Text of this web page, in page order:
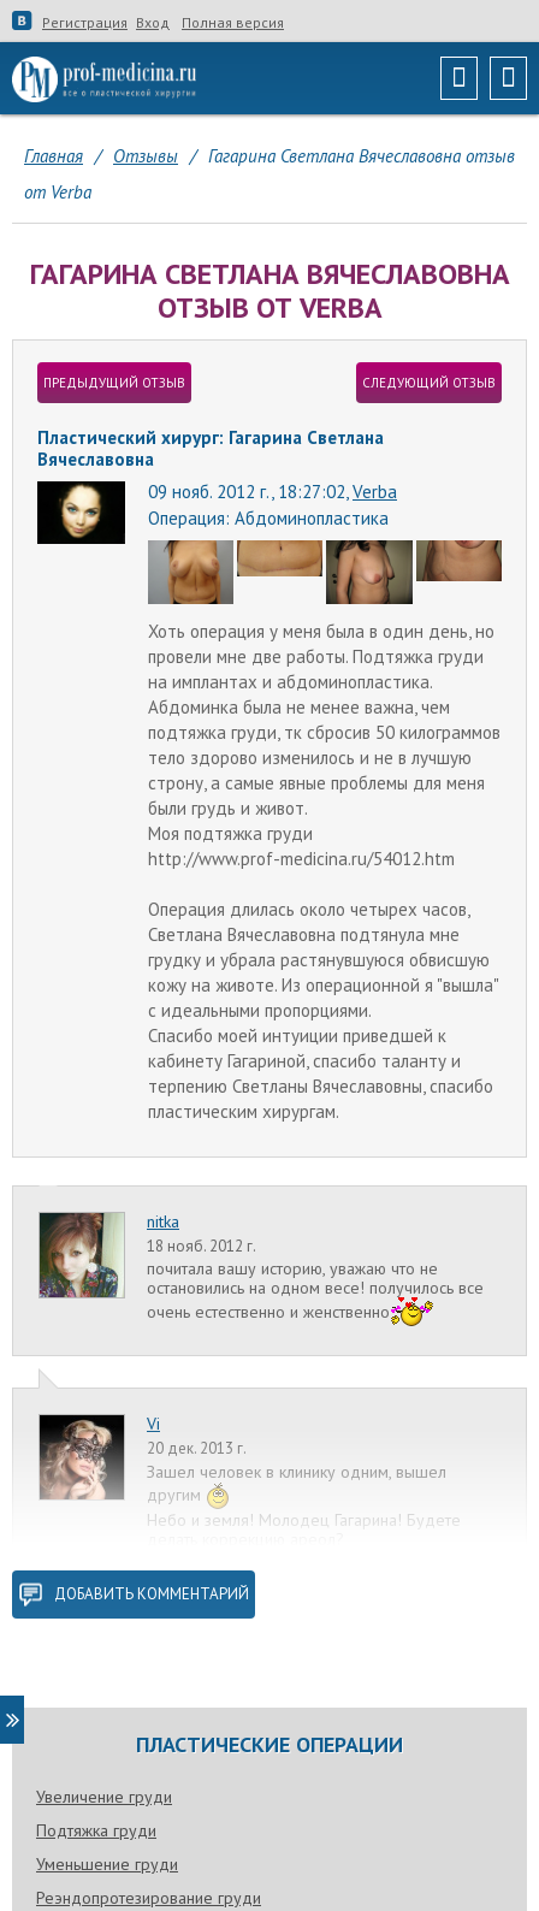
Регистрация Вход Полная версия
Главная / Отзывы / Гагарина Светлана Вячеславовна отзыв
от Verba
ГАГАРИНА СВЕТЛАНА ВЯЧЕСЛАВОВНА
ОТЗЫВ ОТ VERBA
ПРЕДЫДУЩИЙ ОТЗЫВ СЛЕДУЮЩИЙ ОТЗЫВ
Пластический хирург: Гагарина Светлана
Вячеславовна
09 нояб. 2012 г., 18:27:02, Verba
Операция: Абдоминопластика
Хоть операция у меня была в один день, но
провели мне две работы. Подтяжка груди
на имплантах и абдоминопластика.
Абдоминка была не менее важна, чем
подтяжка груди, тк сбросив 50 килограммов
тело здорово изменилось и не в лучшую
строну, а самые явные проблемы для меня
были грудь и живот.
Моя подтяжка груди
http://www.prof-medicina.ru/54012.htm
Операция длилась около четырех часов,
Светлана Вячеславовна подтянула мне
грудку и убрала растянувшуюся обвисшую
кожу на животе. Из операционной я "вышла"
с идеальными пропорциями.
Спасибо моей интуиции приведшей к
кабинету Гагариной, спасибо таланту и
терпению Светланы Вячеславовны, спасибо
пластическим хирургам.
nitka
18 нояб. 2012 г.
почитала вашу историю, уважаю что не
остановились на одном весе! получилось все
очень естественно и женственно
Vi
20 дек. 2013 г.
Зашел человек в клинику одним, вышел
другим
Небо и земля! Молодец Гагарина! Будете
тоже похудела на 50 кг и все мечтаю о абд
ДОБАВИТЬ КОММЕНТАРИЙ
ПЛАСТИЧЕСКИЕ ОПЕРАЦИИ
Увеличение груди
Подтяжка груди
Уменьшение груди
Реэндопротезирование груди